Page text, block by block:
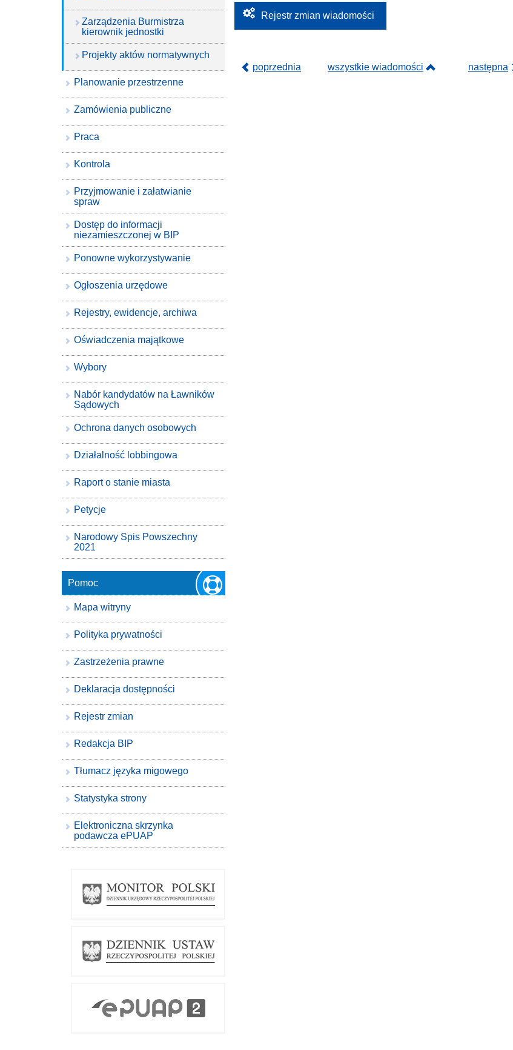
Rejestr zmian wiadomości
poprzednia wszystkie wiadomości następna
Zarządzenia Burmistrza
kierownik jednostki
Projekty aktów normatywnych
Planowanie przestrzenne
Zamówienia publiczne
Praca
Kontrola
Przyjmowanie i załatwianie
spraw
Dostęp do informacji
niezamieszczonej w BIP
Ponowne wykorzystywanie
Ogłoszenia urzędowe
Rejestry, ewidencje, archiwa
Oświadczenia majątkowe
Wybory
Nabór kandydatów na Ławników
Sądowych
Ochrona danych osobowych
Działalność lobbingowa
Raport o stanie miasta
Petycje
Narodowy Spis Powszechny
2021
Pomoc
Mapa witryny
Polityka prywatności
Zastrzeżenia prawne
Deklaracja dostępności
Rejestr zmian
Redakcja BIP
Tłumacz języka migowego
Statystyka strony
Elektroniczna skrzynka
podawcza ePUAP